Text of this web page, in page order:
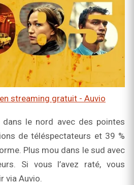
streaming gratuit - Auvio
le nord avec des pointes
de téléspectateurs et 39 %
Plus mou dans le sud avec
Si vous l’avez raté, vous
via Auvio.